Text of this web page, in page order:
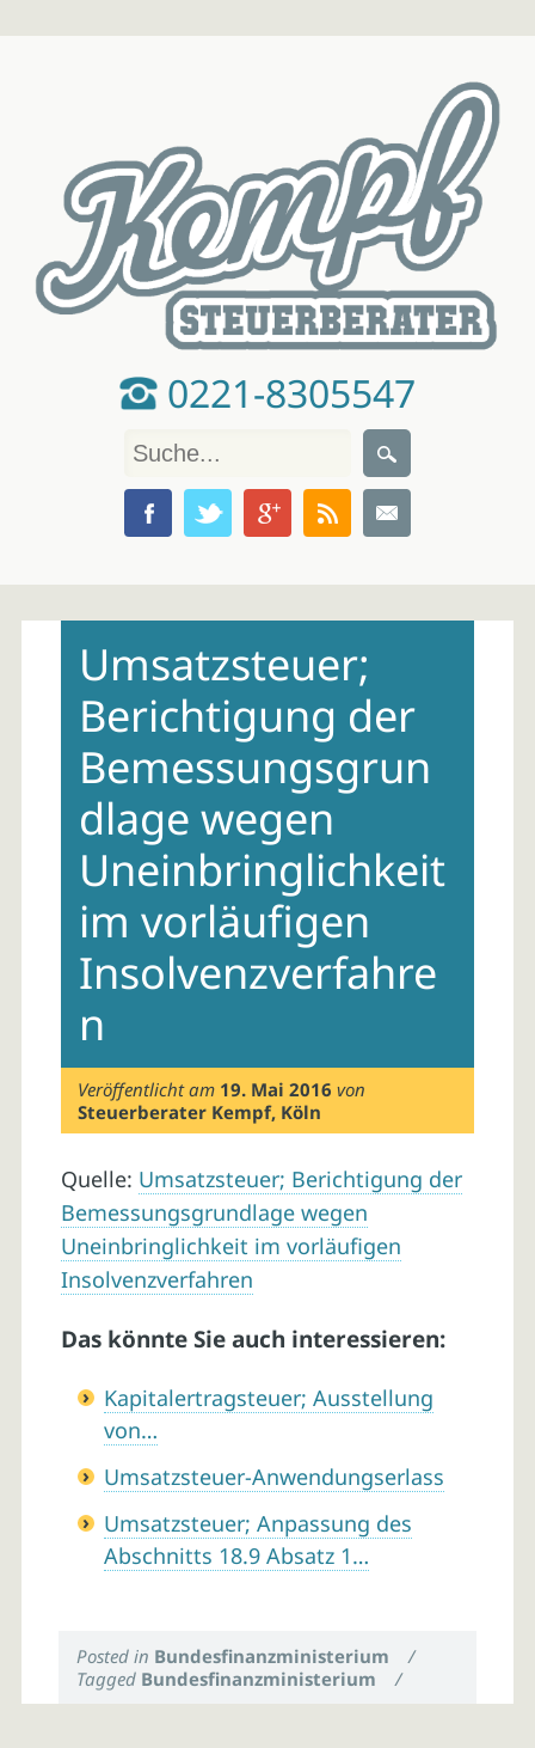
0221-8305547
contentUmsatzsteuer;
Berichtigung der
Bemessungsgrun
dlage wegen
Uneinbringlichkeit
im vorläufigen
Insolvenzverfahre
n
Veröffentlicht am 19. Mai 2016 von
Steuerberater Kempf, Köln
Quelle: Umsatzsteuer; Berichtigung der
Bemessungsgrundlage wegen
Uneinbringlichkeit im vorläufigen
Insolvenzverfahren
Das könnte Sie auch interessieren:
Kapitalertragsteuer; Ausstellung
von…
Umsatzsteuer-Anwendungserlass
Umsatzsteuer; Anpassung des
Abschnitts 18.9 Absatz 1…
Posted in Bundesfinanzministerium
/
Tagged Bundesfinanzministerium /